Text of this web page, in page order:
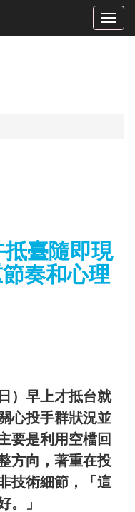
Toggle
臺隨即現
奏和心理
）早上才抵台就
心投手群狀況並
要是利用空檔回
方向，著重在投
技術細節，「這
。」